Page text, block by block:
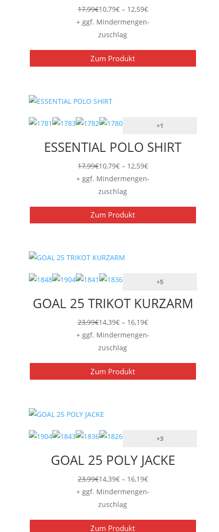
17,99€10,79€ – 12,59€Preisspanne:
10,79€
+ ggf. Mindermengen-
zuschlag
Zum Produkt
+1
ESSENTIAL POLO SHIRT
17,99€10,79€ – 12,59€Preisspanne:
10,79€
+ ggf. Mindermengen-
zuschlag
Zum Produkt
+5
GOAL 25 TRIKOT KURZARM
23,99€14,39€ – 16,19€Preisspanne:
14,39€
+ ggf. Mindermengen-
zuschlag
Zum Produkt
+3
GOAL 25 POLY JACKE
23,99€14,39€ – 16,19€Preisspanne:
14,39€
+ ggf. Mindermengen-
zuschlag
Zum Produkt